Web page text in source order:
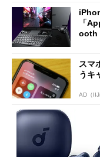
「
ooth
スマ
うキ
AD（